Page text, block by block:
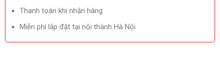
Thanh toán khi nhận hàng
Miễn phí lắp đặt tại nội thành Hà Nội